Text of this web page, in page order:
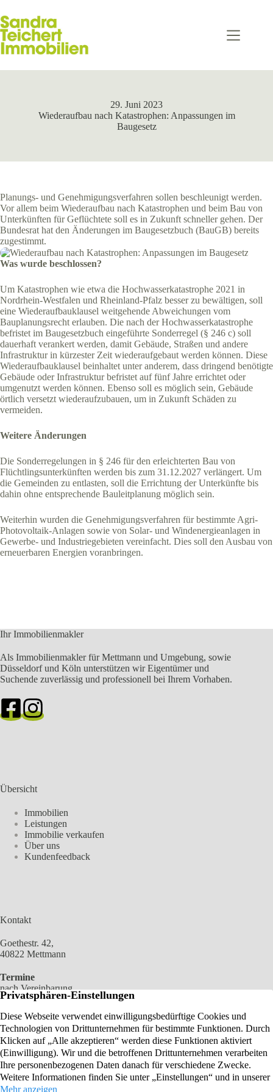
Inhalt
springen
29. Juni 2023
Wiederaufbau nach Katastrophen: Anpassungen im
Baugesetz
Planungs- und Genehmigungsverfahren sollen beschleunigt werden.
Vor allem beim Wiederaufbau nach Katastrophen und beim Bau von
Unterkünften für Geflüchtete soll es in Zukunft schneller gehen. Der
Bundesrat hat den Änderungen im Baugesetzbuch (BauGB) bereits
zugestimmt.
Was wurde beschlossen?
Um Katastrophen wie etwa die Hochwasserkatastrophe 2021 in
Nordrhein-Westfalen und Rheinland-Pfalz besser zu bewältigen, soll
eine Wiederaufbauklausel weitgehende Abweichungen vom
Bauplanungsrecht erlauben. Die nach der Hochwasserkatastrophe
befristet im Baugesetzbuch eingeführte Sonderregel (§ 246 c) soll
dauerhaft verankert werden, damit Gebäude, Straßen und andere
Infrastruktur in kürzester Zeit wiederaufgebaut werden können. Diese
Wiederaufbauklausel beinhaltet unter anderem, dass dringend benötigte
Gebäude oder Infrastruktur befristet auf fünf Jahre errichtet oder
umgenutzt werden können. Ebenso soll es möglich sein, Gebäude
örtlich versetzt wiederaufzubauen, um in Zukunft Schäden zu
vermeiden.
Weitere Änderungen
Die Sonderregelungen in § 246 für den erleichterten Bau von
Flüchtlingsunterkünften werden bis zum 31.12.2027 verlängert. Um
die Gemeinden zu entlasten, soll die Errichtung der Unterkünfte bis
dahin ohne entsprechende Bauleitplanung möglich sein.
Weiterhin wurden die Genehmigungsverfahren für bestimmte Agri-
Photovoltaik-Anlagen sowie von Solar- und Windenergieanlagen in
Gewerbe- und Industriegebieten vereinfacht. Dies soll den Ausbau von
erneuerbaren Energien voranbringen.
Ihr Immobilienmakler
Als Immobilienmakler für Mettmann und Umgebung, sowie
Düsseldorf und Köln unterstützen wir Eigentümer und
Suchende zuverlässig und professionell bei Ihrem Vorhaben.
Übersicht
Immobilien
Leistungen
Immobilie verkaufen
Über uns
Kundenfeedback
Kontakt
Goethestr. 42,
40822 Mettmann
Termine
nach Vereinbarung